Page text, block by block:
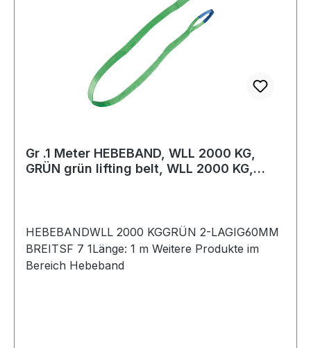
Gr .1 Meter HEBEBAND, WLL 2000 KG,
GRÜN grün lifting belt, WLL 2000 KG,
HEBEBANDWLL 2000 KGGRÜN 2-LAGIG60MM
BREITSF 7 1Länge: 1 m Weitere Produkte im
Bereich Hebeband